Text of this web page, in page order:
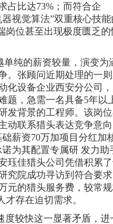
占比达73%；而符合企
视觉算法”双重核心技能
岗位甚至出现极度匮乏的
单纯的薪资较量，演变为
。张顾问近期处理的一
化设备企业西安分公司
题，急需一名具备5年以
发背景的工程师。该岗
动联系猎头表达竞争意
薪资70万加项目分红加
为其配置专属研 发力助
珏佳猎头公司凭借积累
究院成功寻访到符合要
元的猎头服务费，较常
存在迫切需求。
度较快这一显著矛盾，进